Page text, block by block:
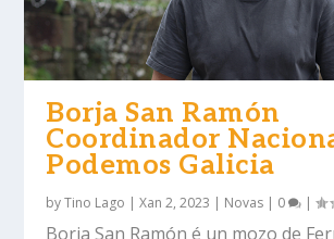
Borja San Ramón
Coordinador
Podemos Galicia
byTino Lago |Xan 2, 2023 | Novas | 0 |
Borja San Ramón é un mozo de